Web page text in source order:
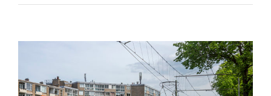
afbeelding